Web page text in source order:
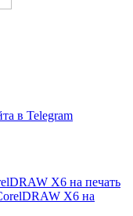
в Telegram
X6 на печать